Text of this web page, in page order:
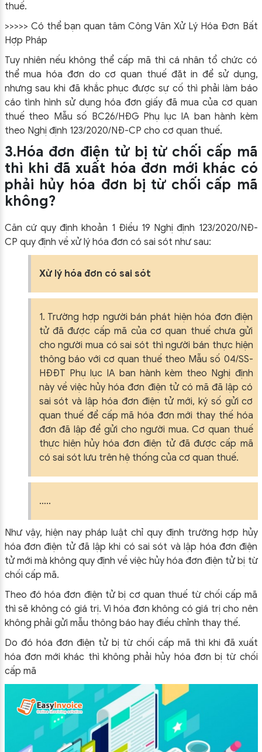
thuế.
>>>>> Có thể bạn quan tâm Công Văn Xử Lý Hóa Đơn Bất
Hợp Pháp
Tuy nhiên nếu không thể cấp mã thì cá nhân tổ chức có
thể mua hóa đơn do cơ quan thuế đặt in để sử dụng,
nhưng sau khi đã khắc phục được sự cố thì phải làm báo
cáo tình hình sử dụng hóa đơn giấy đã mua của cơ quan
thuế theo Mẫu số BC26/HĐG Phụ lục IA ban hành kèm
theo Nghị định 123/2020/NĐ-CP cho cơ quan thuế.
3.Hóa đơn điện tử bị từ chối cấp mã
thì khi đã xuất hóa đơn mới khác có
phải hủy hóa đơn bị từ chối cấp mã
không?
Căn cứ quy định khoản 1 Điều 19 Nghị định 123/2020/NĐ-
CP quy định về xử lý hóa đơn có sai sót như sau:
Xử lý hóa đơn có sai sót
1. Trường hợp người bán phát hiện hóa đơn điện
tử đã được cấp mã của cơ quan thuế chưa gửi
cho người mua có sai sót thì người bán thực hiện
thông báo với cơ quan thuế theo Mẫu số 04/SS-
HĐĐT Phụ lục IA ban hành kèm theo Nghị định
này về việc hủy hóa đơn điện tử có mã đã lập có
sai sót và lập hóa đơn điện tử mới, ký số gửi cơ
quan thuế để cấp mã hóa đơn mới thay thế hóa
đơn đã lập để gửi cho người mua. Cơ quan thuế
thực hiện hủy hóa đơn điện tử đã được cấp mã
có sai sót lưu trên hệ thống của cơ quan thuế.
…..
Như vậy, hiện nay pháp luật chỉ quy định trường hợp hủy
hóa đơn điện tử đã lập khi có sai sót và lập hóa đơn điện
tử mới mà không quy định về việc hủy hóa đơn điện tử bị từ
chối cấp mã.
Theo đó hóa đơn điện tử bị cơ quan thuế từ chối cấp mã
thì sẽ không có giá trị. Vì hóa đơn không có giá trị cho nên
không phải gửi mẫu thông báo hay điều chỉnh thay thế.
Do đó hóa đơn điện tử bị từ chối cấp mã thì khi đã xuất
hóa đơn mới khác thì không phải hủy hóa đơn bị từ chối
cấp mã